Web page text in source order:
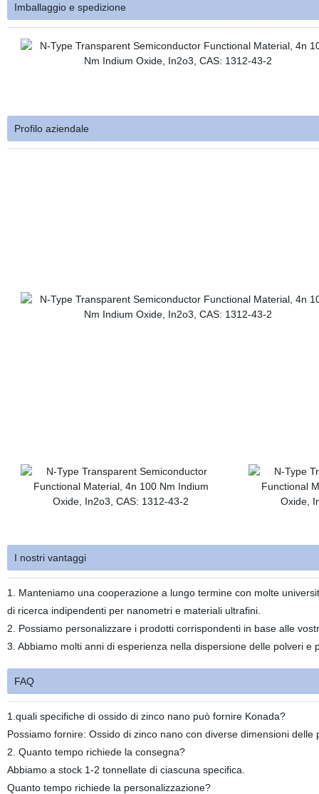
Imballaggio e spedizione
Profilo aziendale
I nostri vantaggi
1. Manteniamo una cooperazione a lungo termine con molte
di ricerca indipendenti per nanometri e materiali ultrafini.
2. Possiamo personalizzare i prodotti corrispondenti in base alle
3. Abbiamo molti anni di esperienza nella dispersione delle polveri
FAQ
1.quali specifiche di ossido di zinco nano può fornire Konada?
Possiamo fornire: Ossido di zinco nano con diverse dimensioni
2. Quanto tempo richiede la consegna?
Abbiamo a stock 1-2 tonnellate di ciascuna specifica.
Quanto tempo richiede la personalizzazione?